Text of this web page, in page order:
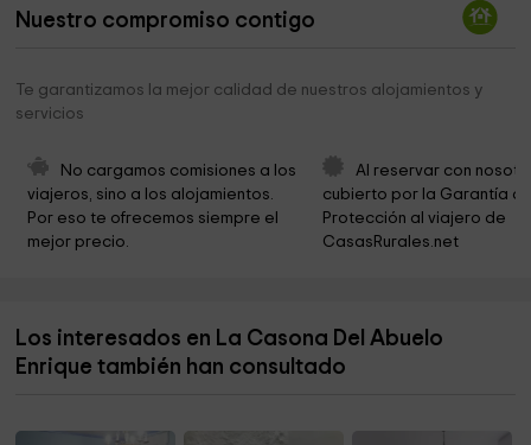
Parroquia de la Milagrosa 13,2 km
Ayuntamiento de Alcàsser
Ayuntamiento de Silla Cementerio Municipal
Museu Valencià de la Festa
Plaza Argentina 15,3 km
Parroquia San Pío X 15,4 km
Parroquia de San Roque
Nuestro compromiso contigo
Te garantizamos la mejor calidad de nuestros alojamientos y
servicios
No cargamos comisiones a los
viajeros, sino a los alojamientos.
Por eso te ofrecemos siempre el
mejor precio.
Al reservar con
cubierto por la Garantía
Protección al viajero de
CasasRurales.net
Los interesados en La Casona Del Abuelo
Enrique también han consultado